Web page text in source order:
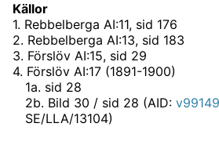
Källor
1. Rebbelberga AI:11, sid 176
2. Rebbelberga AI:13, sid 183
3. Förslöv AI:15, sid 29
4. Förslöv AI:17 (1891-1900)
1a. sid 28
2b. Bild 30 / sid 28 (AID:
SE/LLA/13104)